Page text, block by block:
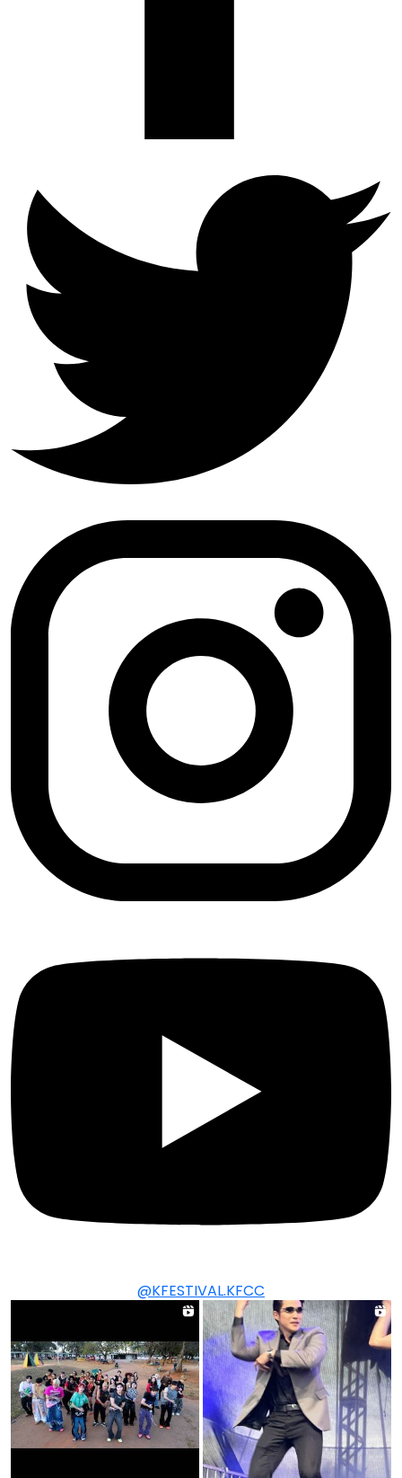
@KFESTIVAL.KFCC